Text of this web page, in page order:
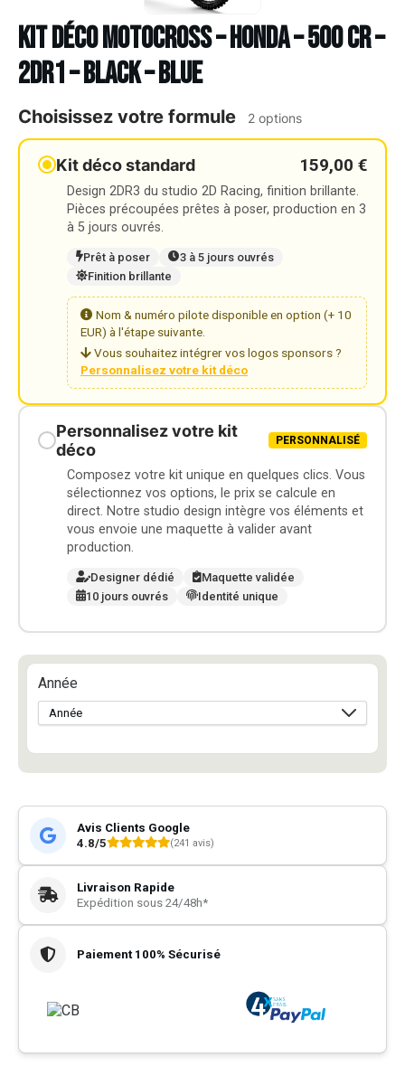
Kit déco Motocross – HONDA – 500 CR –
2DR1 – BLACK – BLUE
Choisissez votre formule 2 options
Kit déco standard 159,00 €
Design 2DR3 du studio 2D Racing, finition brillante.
Pièces précoupées prêtes à poser, production en 3
à 5 jours ouvrés.
Prêt à poser
3 à 5 jours ouvrés
Finition brillante
Nom & numéro pilote disponible en option (+ 10
EUR) à l'étape suivante.
Vous souhaitez intégrer vos logos sponsors ?
Personnalisez votre kit déco
Personnalisez votre kit
déco
PERSONNALISÉ
Composez votre kit unique en quelques clics. Vous
sélectionnez vos options, le prix se calcule en
direct. Notre studio design intègre vos éléments et
vous envoie une maquette à valider avant
production.
Designer dédié
Maquette validée
10 jours ouvrés
Identité unique
Année
Avis Clients Google
4.8/5
(241 avis)
Livraison Rapide
Expédition sous 24/48h*
Paiement 100% Sécurisé